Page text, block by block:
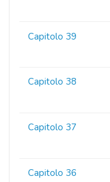
Capitolo 39
Capitolo 38
Capitolo 37
Capitolo 36